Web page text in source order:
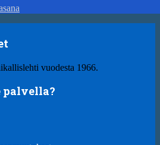
vuodesta 1966.